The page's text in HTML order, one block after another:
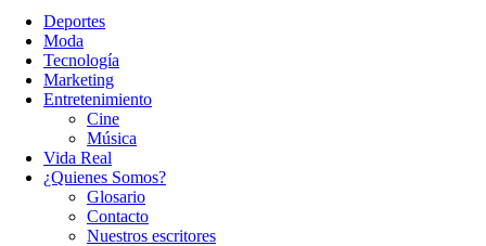
Deportes
Moda
Tecnología
Marketing
Entretenimiento
Cine
Música
Vida Real
¿Quienes Somos?
Glosario
Contacto
Nuestros escritores